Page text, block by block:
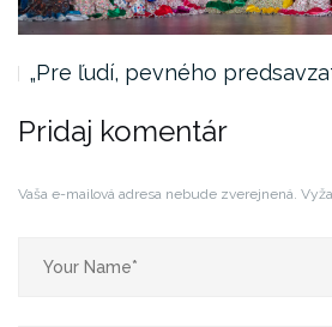
„Pre ľudí, pevného
Pridaj komentár
Vaša e-mailová adresa nebude zverejnená.